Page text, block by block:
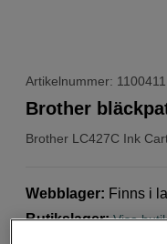
Artikelnummer: 1100411
Brother LC427C Ink
Brother
Webblager: Finns i
Butikslager: Visa